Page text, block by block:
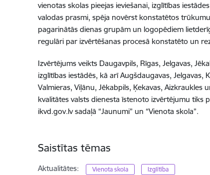
vienotas skolas pieejas ieviešanai, izglītības
valodas prasmi, spēja novērst konstatētos
pagarinātās dienas grupām un logopēdiem
regulāri par izvērtēšanas procesā konstatēto un
Izvērtējums veikts Daugavpils, Rīgas, Jelgavas,
izglītības iestādēs, kā arī Augšdaugavas, Jelgavas,
Valmieras, Viļānu, Jēkabpils, Ķekavas,
kvalitātes valsts dienesta īstenoto izvērtējumu tiks
ikvd.gov.lv sadaļā “Jaunumi” un “Vienota skola”.
Saistītas tēmas
Aktualitātes: Vienota skola Izglītība